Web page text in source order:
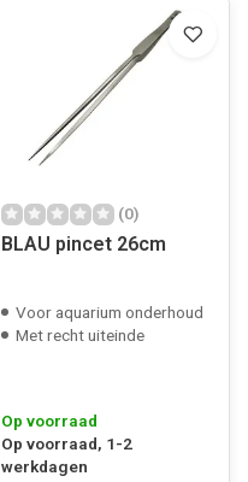
(0)
BLAU pincet 26cm
Voor aquarium onderhoud
Met recht uiteinde
Op voorraad
Op voorraad, 1-2
werkdagen